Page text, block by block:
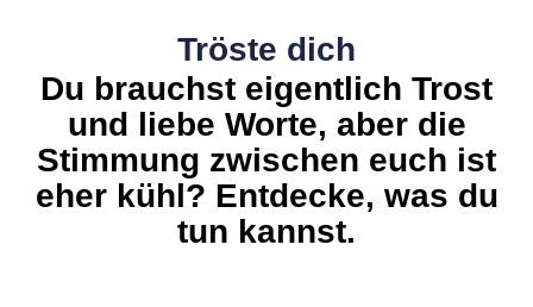
Tröste dich
Du brauchst eigentlich Trost
und liebe Worte, aber die
Stimmung zwischen euch ist
eher kühl? Entdecke, was du
tun kannst.